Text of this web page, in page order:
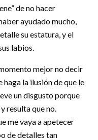
de no hacer
ayudado mucho,
su estatura, y el
labios.
mejor no decir
haga la ilusión de que le
un disgusto porque
resulta que no.
me vaya a apetecer
de detalles tan